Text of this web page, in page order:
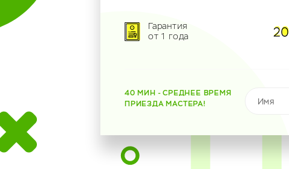
Гарантия
от 1 года
40 МИН - СРЕДНЕЕ ВРЕМЯ
ПРИЕЗДА МАСТЕРА!